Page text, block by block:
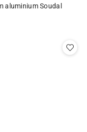
aluminium Soudal